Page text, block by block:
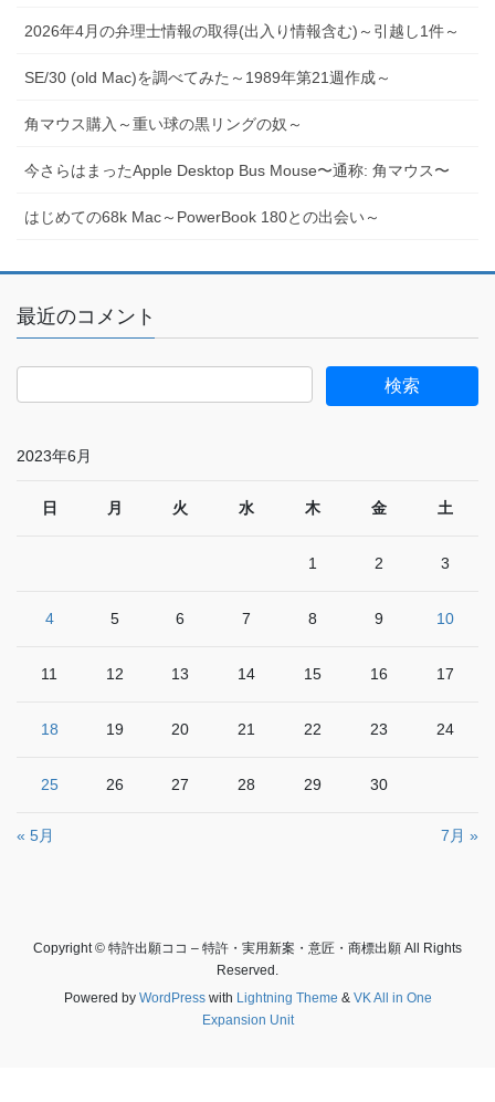
2026年4月の弁理士情報の取得(出入り情報含む)～引越し1件～
SE/30 (old Mac)を調べてみた～1989年第21週作成～
角マウス購入～重い球の黒リングの奴～
今さらはまったApple Desktop Bus Mouse〜通称: 角マウス〜
はじめての68k Mac～PowerBook 180との出会い～
最近のコメント
2023年6月
日 月 火 水 木 金 土
1 2 3
4 5 6 7 8 9 10
11 12 13 14 15 16 17
18 19 20 21 22 23 24
25 26 27 28 29 30
« 5月 7月 »
Copyright © 特許出願ココ – 特許・実用新案・意匠・商標出願 All Rights
Reserved.
Powered by WordPresswith Lightning Theme & VK All in One
Expansion Unit